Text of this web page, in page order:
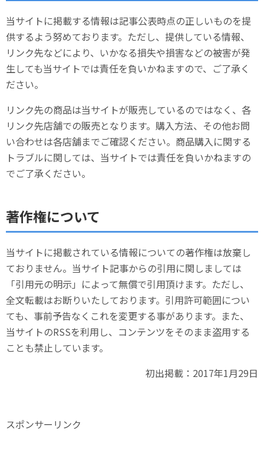
当サイトに掲載する情報は記事公表時点の正しいものを提
供するよう努めております。ただし、提供している情報、
リンク先などにより、いかなる損失や損害などの被害が発
生しても当サイトでは責任を負いかねますので、ご了承く
ださい。
リンク先の商品は当サイトが販売しているのではなく、各
リンク先店舗での販売となります。購入方法、その他お問
い合わせは各店舗までご確認ください。商品購入に関する
トラブルに関しては、当サイトでは責任を負いかねますの
でご了承ください。
著作権について
当サイトに掲載されている情報についての著作権は放棄し
ておりません。当サイト記事からの引用に関しましては
「引用元の明示」によって無償で引用頂けます。ただし、
全文転載はお断りいたしております。引用許可範囲につい
ても、事前予告なくこれを変更する事があります。また、
当サイトのRSSを利用し、コンテンツをそのまま盗用する
ことも禁止しています。
初出掲載：2017年1月29日
スポンサーリンク